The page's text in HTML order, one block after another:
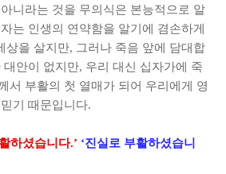
니라는 것을 무의식은 본능적으로 알
는 인생의 연약함을 알기에 겸손하게
상을 살지만, 그러나 죽음 앞에 담대합
대안이 없지만, 우리 대신 십자가에 죽
서 부활의 첫 열매가 되어 우리에게 영
기 때문입니다.
하셨습니다.’ ‘진실로 부활하셨습니